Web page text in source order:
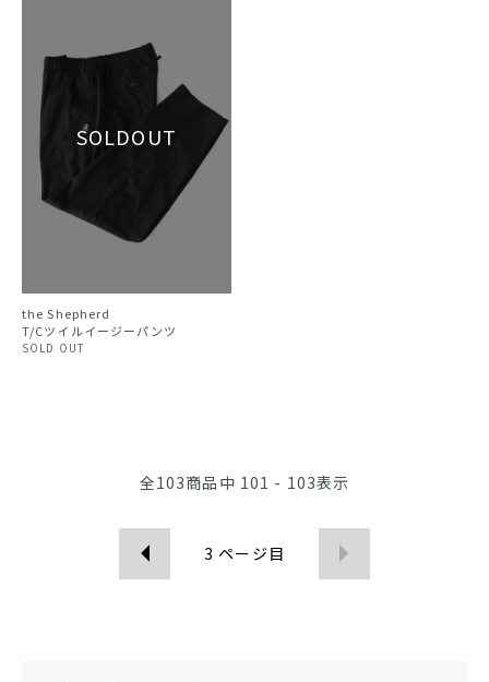
the Shepherd
T/Cツイルイージーパンツ
SOLD OUT
全103商品中 101 - 103表示
3 ページ目